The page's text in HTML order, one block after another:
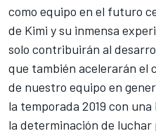
como equipo en el futuro
de Kimi y su inmensa
solo contribuirán al
que también acelerarán el
de nuestro equipo en
la temporada 2019 con
la determinación de